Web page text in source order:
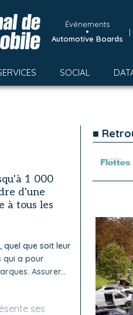
Événements
•
Automotive Boards
|
SOCIAL
1 000
d'une
à tous les
quel que soit leur
qui a pour
Assurer...
ses
■